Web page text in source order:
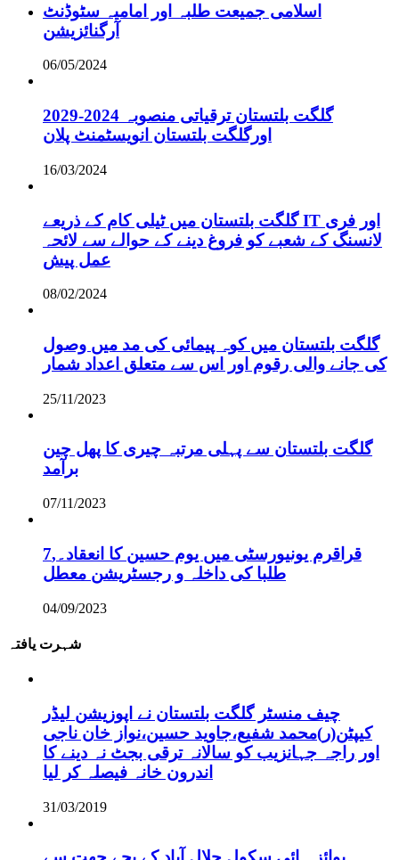
اسلامی جمیعت طلبہ اور امامیہ سٹوڈنٹ
آرگنائزیشن
06/05/2024
گلگت بلتستان ترقیاتی منصوبہ 2024-2029
اورگلگت بلتستان انویسٹمنٹ پلان
16/03/2024
گلگت بلتستان میں ٹیلی کام کے ذریعے IT اور فری
لانسنگ کے شعبے کو فروغ دینے کے حوالے سے لائحہ
عمل پیش
08/02/2024
گلگت بلتستان میں کوہ پیمائی کی مد میں وصول
کی جانے والی رقوم اور اس سے متعلق اعداد شمار
25/11/2023
گلگت بلتستان سے پہلی مرتبہ چیری کا پھل چین
برآمد
07/11/2023
قراقرم یونیورسٹی میں یوم حسین کا انعقاد۔,7
طلبا کی داخلہ و رجسٹریشن معطل
04/09/2023
شہرت یافتہ
چیف منسٹر گلگت بلتستان نے اپوزیشن لیڈر
کیپٹن(ر)محمد شفیع،جاوید حسین،نواز خان ناجی
اور راجہ جہانزیب کو سالانہ ترقی بجٹ نہ دینے کا
اندرون خانہ فیصلہ کر لیا
31/03/2019